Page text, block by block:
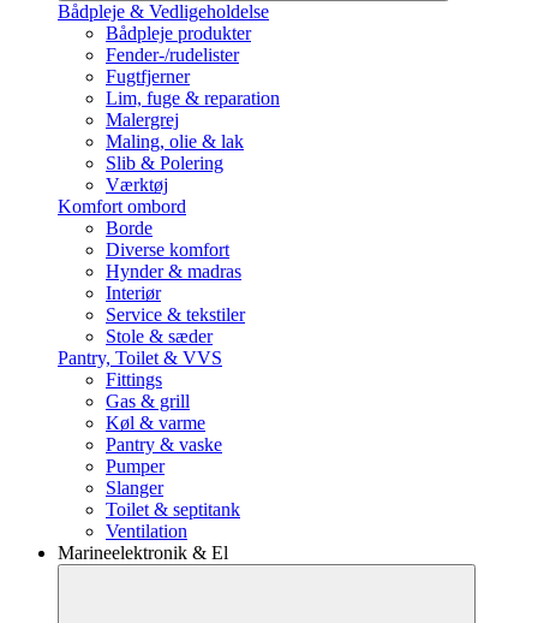
Bådpleje & Vedligeholdelse
Bådpleje produkter
Fender-/rudelister
Fugtfjerner
Lim, fuge & reparation
Malergrej
Maling, olie & lak
Slib & Polering
Værktøj
Komfort ombord
Borde
Diverse komfort
Hynder & madras
Interiør
Service & tekstiler
Stole & sæder
Pantry, Toilet & VVS
Fittings
Gas & grill
Køl & varme
Pantry & vaske
Pumper
Slanger
Toilet & septitank
Ventilation
Marineelektronik & El